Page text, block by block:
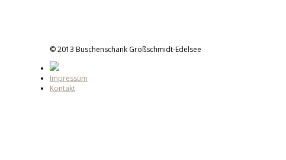
© 2013 Buschenschank Großschmidt-Edelsee
Impressum
Kontakt